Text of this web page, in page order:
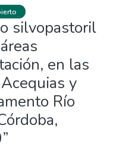
silvopastoril
en las
y
Río